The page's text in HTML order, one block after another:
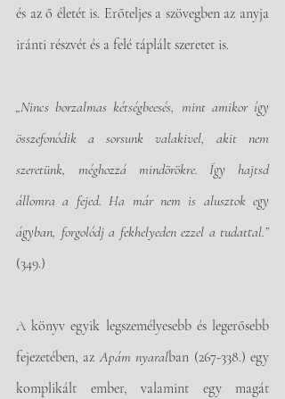
és az ő életét is. Erőteljes a szövegben az anyja
iránti részvét és a felé táplált szeretet is.
„Nincs borzalmas kétségbeesés, mint amikor így
összefonódik a sorsunk valakivel, akit nem
szeretünk, méghozzá mindörökre. Így hajtsd
állomra a fejed. Ha már nem is alusztok egy
(349.)
A könyv egyik legszemélyesebb és legerősebb
fejezetében, az Apám nyaralban (267-338.) egy
komplikált ember, valamint egy magát